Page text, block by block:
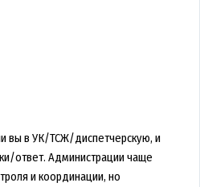
вы в УК/ТСЖ/диспетчерскую, и
ответ. Администрации чаще
и координации, но